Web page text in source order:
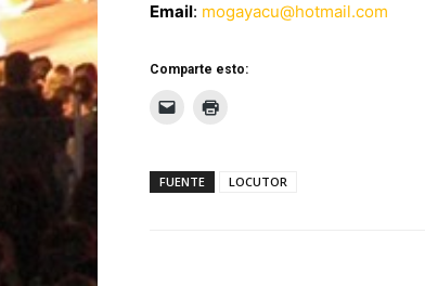
Email: mogayacu@hotmail.com
Comparte esto:
FUENTE LOCUTOR